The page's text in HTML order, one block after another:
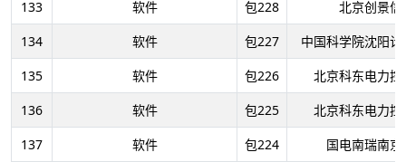
133
软件 包228
北京创景
134
软件 包227
中国科学院沈阳
135
软件 包226
北京科东电力
136
软件 包225
北京科东电力
137
软件 包224
国电南瑞南